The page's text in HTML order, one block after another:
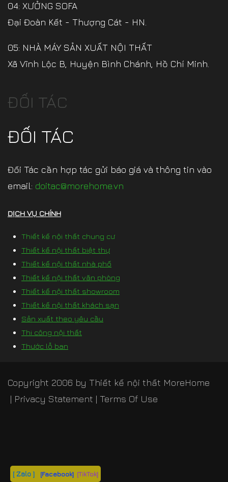
[ Zalo ] [Facebook] [TikTok]
04: XƯỞNG SOFA
Đại Đoàn Kết - Thượng Cát - HN.
05: NHÀ MÁY SẢN XUẤT NỘI THẤT
Xã Vĩnh Lộc B, Huyện Bình Chánh, Hồ Chí Minh.
ĐỐI TÁC
ĐỐI TÁC
Đối Tác cần hợp tác gửi báo giá và thông tin vào
email: doitac@morehome.vn
DỊCH VỤ CHÍNH
Thiết kế nội thất chung cư
Thiết kế nội thất biệt thự
Thiết kế nội thất nhà phố
Thiết kế nội thất văn phòng
Thiết kế nội thất showroom
Thiết kế nội thất khách sạn
Sản xuất theo yêu cầu
Thi công nội thất
Thước lỗ ban
Copyright 2006 by Thiết kế nội thất MoreHome
| Privacy Statement | Terms Of Use